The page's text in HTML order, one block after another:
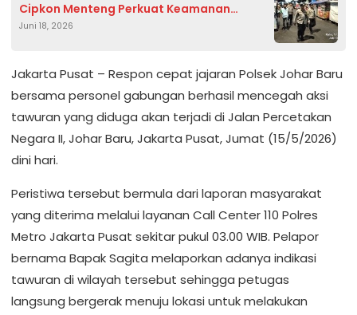
Cipkon Menteng Perkuat Keamanan
Lingkungan
Juni 18, 2026
Jakarta Pusat – Respon cepat jajaran Polsek Johar Baru
bersama personel gabungan berhasil mencegah aksi
tawuran yang diduga akan terjadi di Jalan Percetakan
Negara II, Johar Baru, Jakarta Pusat, Jumat (15/5/2026)
dini hari.
Peristiwa tersebut bermula dari laporan masyarakat
yang diterima melalui layanan Call Center 110 Polres
Metro Jakarta Pusat sekitar pukul 03.00 WIB. Pelapor
bernama Bapak Sagita melaporkan adanya indikasi
tawuran di wilayah tersebut sehingga petugas
langsung bergerak menuju lokasi untuk melakukan